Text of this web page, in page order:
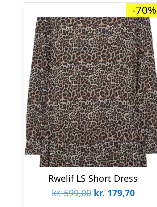
-70%
Rwelif LS Short Dress
kr.599,00 Den
kr. 179,70Den